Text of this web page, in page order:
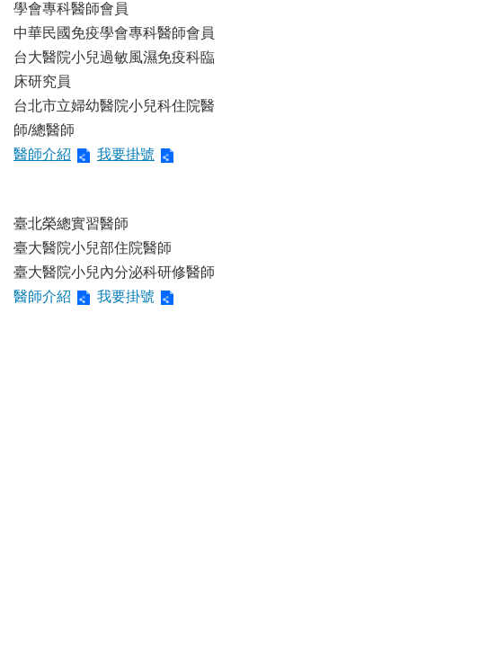
學會專科醫師會員
中華民國免疫學會專科醫師會員
台大醫院小兒過敏風濕免疫科臨
床研究員
台北市立婦幼醫院小兒科住院醫
師/總醫師
醫師介紹
我要掛號
臺北榮總實習醫師
臺大醫院小兒部住院醫師
臺大醫院小兒內分泌科研修醫師
醫師介紹
我要掛號